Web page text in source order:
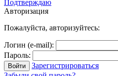
Подтверждаю
Авторизация
Пожалуйста, авторизуйтесь:
Логин (e-mail):
Пароль:
Зарегистрироваться